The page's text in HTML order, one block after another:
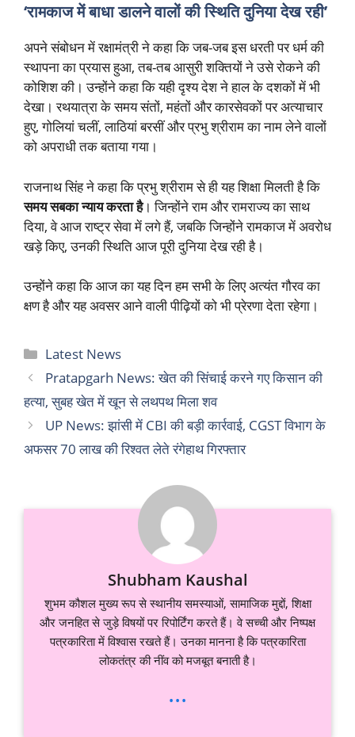
‘रामकाज में बाधा डालने वालों की स्थिति दुनिया देख रही’
अपने संबोधन में रक्षामंत्री ने कहा कि जब-जब इस धरती पर धर्म की
स्थापना का प्रयास हुआ, तब-तब आसुरी शक्तियों ने उसे रोकने की
कोशिश की। उन्होंने कहा कि यही दृश्य देश ने हाल के दशकों में भी
देखा। रथयात्रा के समय संतों, महंतों और कारसेवकों पर अत्याचार
हुए, गोलियां चलीं, लाठियां बरसीं और प्रभु श्रीराम का नाम लेने वालों
को अपराधी तक बताया गया।
राजनाथ सिंह ने कहा कि प्रभु श्रीराम से ही यह शिक्षा मिलती है कि
समय सबका न्याय करता है। जिन्होंने राम और रामराज्य का साथ
दिया, वे आज राष्ट्र सेवा में लगे हैं, जबकि जिन्होंने रामकाज में अवरोध
खड़े किए, उनकी स्थिति आज पूरी दुनिया देख रही है।
उन्होंने कहा कि आज का यह दिन हम सभी के लिए अत्यंत गौरव का
क्षण है और यह अवसर आने वाली पीढ़ियों को भी प्रेरणा देता रहेगा।
Categories
Latest News
Pratapgarh News: खेत की सिंचाई करने गए किसान की
हत्या, सुबह खेत में खून से लथपथ मिला शव
UP News: झांसी में CBI की बड़ी कार्रवाई, CGST विभाग के
अफसर 70 लाख की रिश्वत लेते रंगेहाथ गिरफ्तार
Shubham Kaushal
शुभम कौशल मुख्य रूप से स्थानीय समस्याओं, सामाजिक मुद्दों, शिक्षा
और जनहित से जुड़े विषयों पर रिपोर्टिंग करते हैं। वे सच्ची और निष्पक्ष
पत्रकारिता में विश्वास रखते हैं। उनका मानना है कि पत्रकारिता
लोकतंत्र की नींव को मजबूत बनाती है।
...